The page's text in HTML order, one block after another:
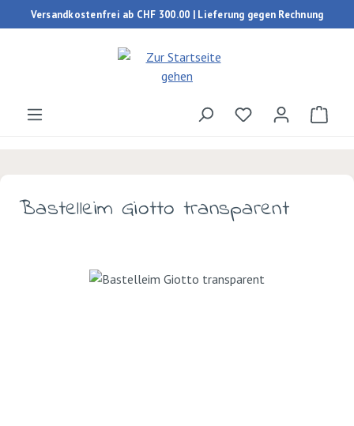
Zum Hauptinhalt springen
Versandkostenfrei ab CHF 300.00 | Lieferung gegen Rechnung
Du hast 0
Bastelleim Giotto transparent
Bildergalerie überspringen